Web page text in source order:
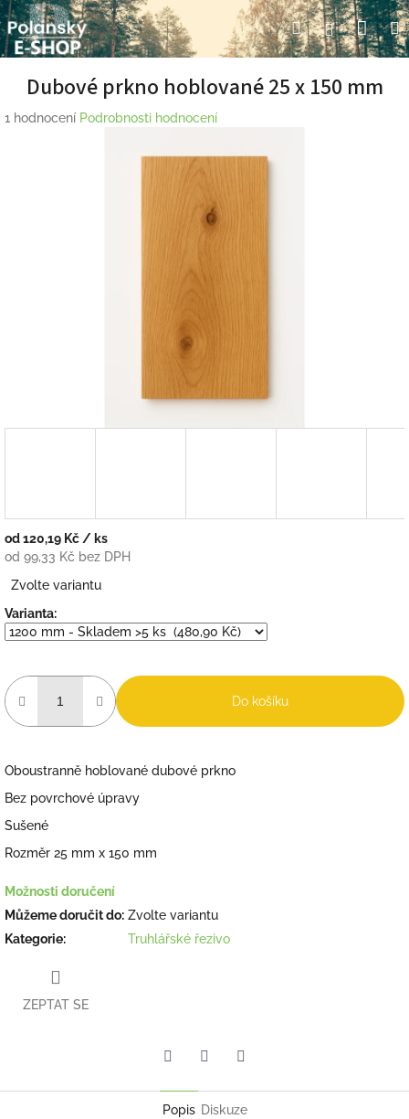
Přejít
na
obsah
HledatPřihlášení
Dubové prkno hoblované 25 x 150 mm
Průměrné
1 hodnocení Podrobnosti hodnocení
od120,19 Kč / ks
od 99,33 Kč bez DPH
cena:
Zvolte variantu
Varianta:
Do košíku
Oboustranně hoblované dubové prkno
Bez povrchové úpravy
Sušené
Rozměr 25 mm x 150 mm
Možnosti doručení
Můžeme doručit do: Zvolte variantu
Kategorie: Truhlářské řezivo
ZEPTAT SE
Popis Diskuze